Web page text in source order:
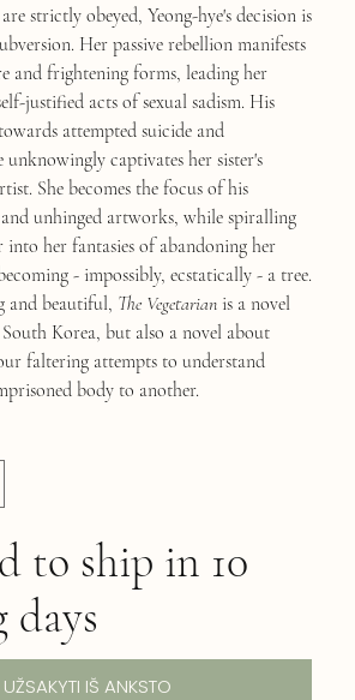
strictly obeyed, Yeong-hye's decision is
Her passive rebellion manifests
and frightening forms, leading her
justified acts of sexual sadism. His
attempted suicide and
unknowingly captivates her sister's
She becomes the focus of his
unhinged artworks, while spiralling
her fantasies of abandoning her
- impossibly, ecstatically - a tree.
and beautiful, The Vegetarianis a novel
Korea, but also a novel about
faltering attempts to understand
body to another.
to ship in 10
UŽSAKYTI IŠ ANKSTO